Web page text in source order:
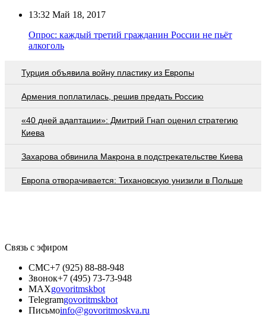
13:32 Май 18, 2017
Опрос: каждый третий гражданин России не пьёт
алкоголь
Турция объявила войну пластику из Европы
Армения поплатилась, решив предать Россию
«40 дней адаптации»: Дмитрий Гнап оценил стратегию
Киева
Захарова обвинила Макрона в подстрекательстве Киева
Европа отворачивается: Тихановскую унизили в Польше
Связь с эфиром
СМС+7 (925) 88-88-948
Звонок+7 (495) 73-73-948
MAXgovoritmskbot
Telegramgovoritmskbot
Письмоinfo@govoritmoskva.ru